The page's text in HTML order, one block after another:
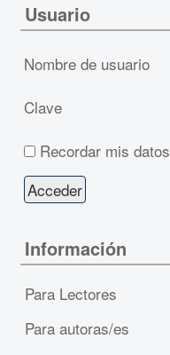
Usuario
Nombre de usuario
Clave
Recordar mis datos
Información
Para Lectores
Para autoras/es